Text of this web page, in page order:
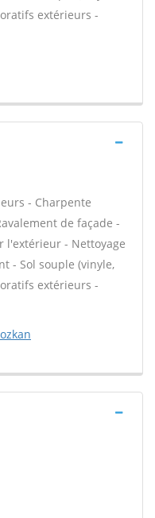
extérieurs -
- Charpente
de façade -
l'extérieur - Nettoyage
- Sol souple (vinyle,
extérieurs -